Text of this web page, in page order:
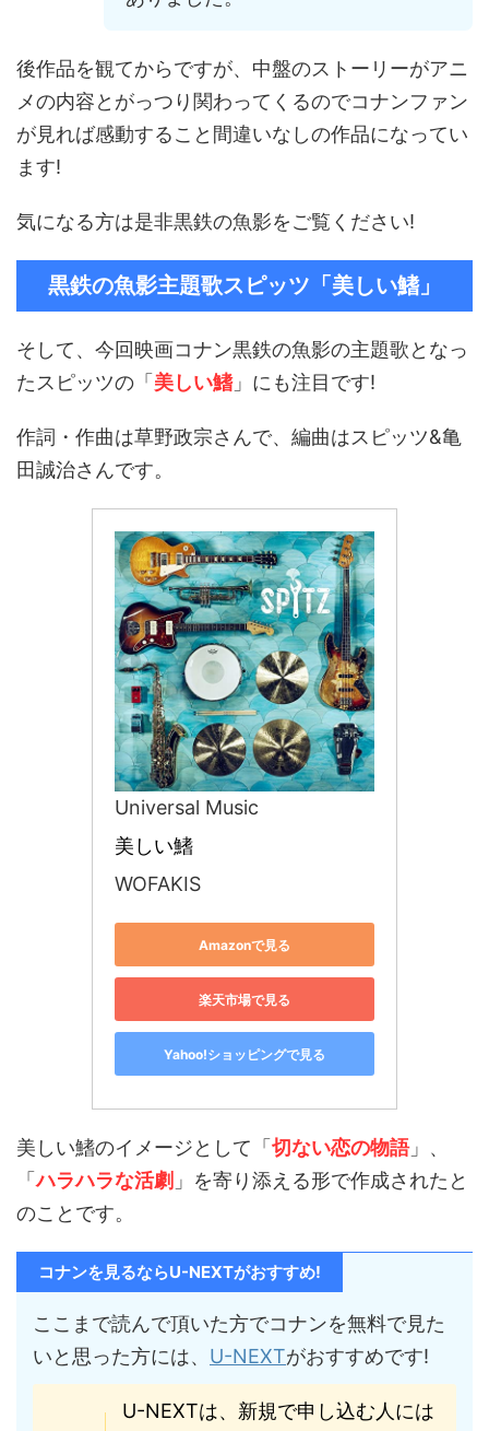
後作品を観てからですが、中盤のストーリーがアニ
メの内容とがっつり関わってくるのでコナンファン
が見れば感動すること間違いなしの作品になってい
ます!
気になる方は是非黒鉄の魚影をご覧ください!
黒鉄の魚影主題歌スピッツ「美しい鰭」
そして、今回映画コナン黒鉄の魚影の主題歌となっ
たスピッツの「 美しい鰭」にも注目です!
作詞・作曲は草野政宗さんで、編曲はスピッツ&亀
田誠治さんです。
Universal Music
美しい鰭
WOFAKIS
Amazonで見る
楽天市場で見る
Yahoo!ショッピングで見る
美しい鰭のイメージとして「 切ない恋の物語」、
「ハラハラな活劇 」を寄り添える形で作成されたと
のことです。
コナンを見るならU-NEXTがおすすめ!
ここまで読んで頂いた方でコナンを無料で見た
いと思った方には、 U-NEXTがおすすめです!
U-NEXTは、新規で申し込む人には